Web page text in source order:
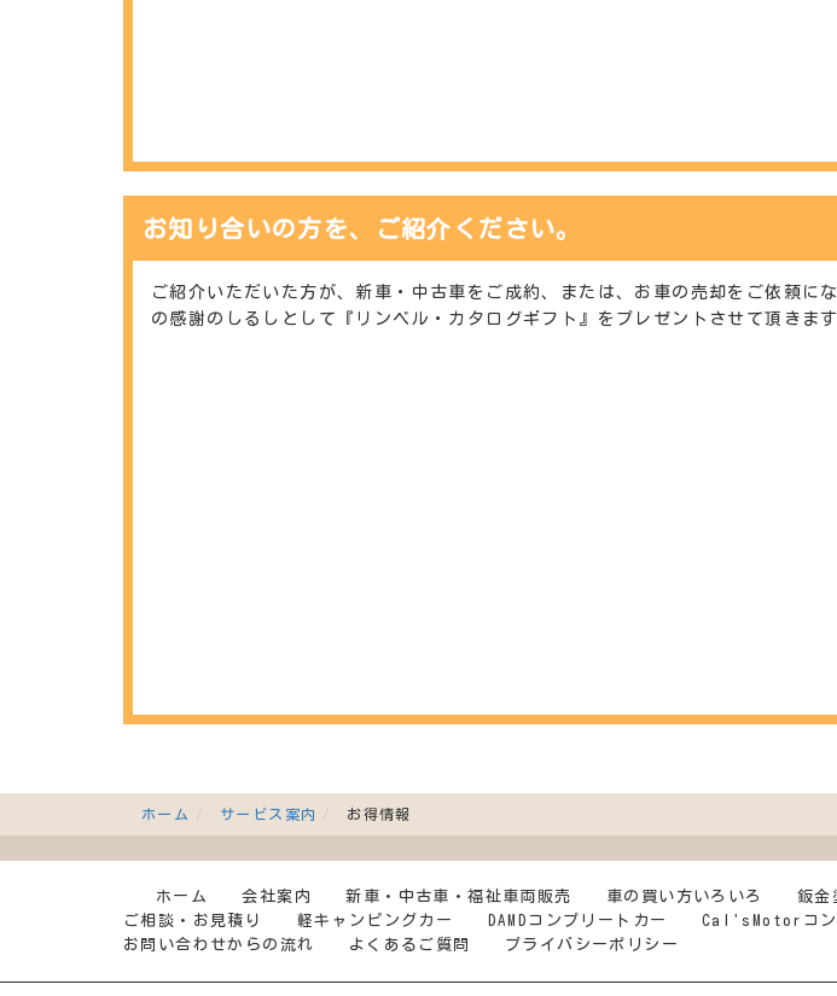
お知り合いの方を、ご紹介ください。
ご紹介いただいた方が、新車・中古車をご成約、または、お車の売却をご依頼に
の感謝のしるしとして『リンベル・カタログギフト』をプレゼントさせて頂きます
ホーム サービス案内 お得情報
ホーム 会社案内 新車・中古車・福祉車両販売 車の買い方いろいろ 鈑金
ご相談・お見積り
軽キャンピングカー DAMDコンプリートカー Cal'sMotorコン
お問い合わせからの流れ
よくあるご質問 プライバシーポリシー